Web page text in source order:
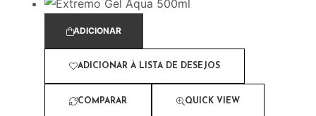
ADICIONAR
ADICIONAR À LISTA DE DESEJOS
COMPARAR QUICK VIEW